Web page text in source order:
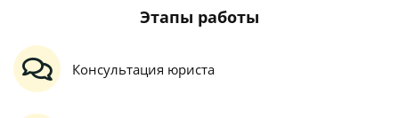
Этапы работы
Консультация юриста